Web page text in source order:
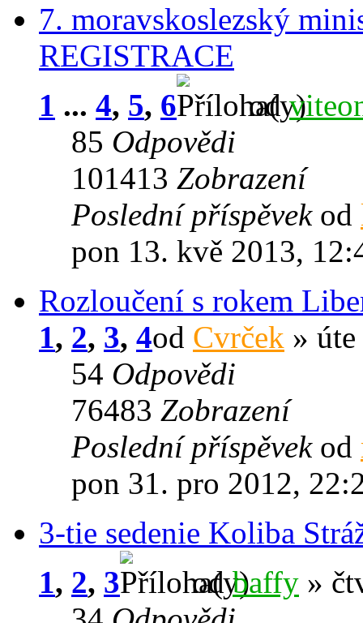
7. moravskoslezský
REGISTRACE
1 ... 4, 5, 6 od
85 Odpovědi
101413 Zobrazení
Poslední příspěvek od
pon 13. kvě 2013,
Rozloučení s rokem
1, 2, 3, 4od Cvrček »
54 Odpovědi
76483 Zobrazení
Poslední příspěvek od
pon 31. pro 2012,
3-tie sedenie Koliba
1, 2, 3 odbaffy »